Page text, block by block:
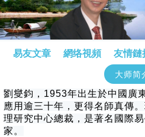
易友文章 網络視頻 友情鏈
大师简
劉燮鈞，1953年出生於中國廣
應用逾三十年，更得名師真傳
理研究中心總裁，是著名國際
家。